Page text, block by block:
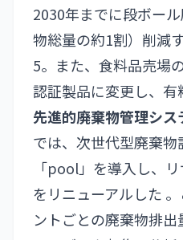
2030年までに段ボー
物総量の約1割）削減
5。また、食料品売場
認証製品に変更し、有
先進的廃棄物管理シス
では、次世代型廃棄
「pool」を導入し、
をリニューアルした
ントごとの廃棄物排